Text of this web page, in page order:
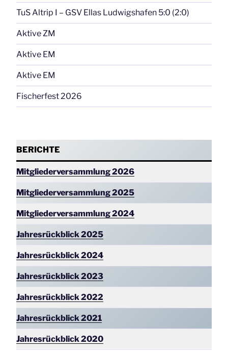
TuS Altrip I – GSV Ellas Ludwigshafen 5:0 (2:0)
Aktive ZM
Aktive EM
Aktive EM
Fischerfest 2026
BERICHTE
Mitgliederversammlung 2026
Mitgliederversammlung 2025
Mitgliederversammlung2024
Jahresrückblick 2025
Jahresrückblick 2024
Jahresrückblick 2023
Jahresrückblick 2022
Jahresrückblick 2021
Jahresrückblick 2020